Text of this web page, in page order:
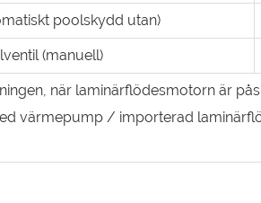
poolskydd utan)
(manuell)
när laminärflödesmotorn är
värmepump / importerad